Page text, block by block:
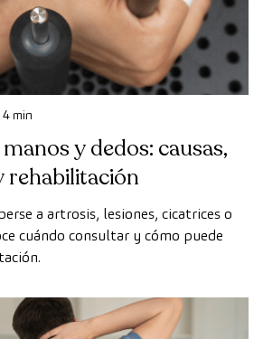
4 min
y dedos: causas,
a artrosis, lesiones, cicatrices o
cuándo consultar y cómo puede